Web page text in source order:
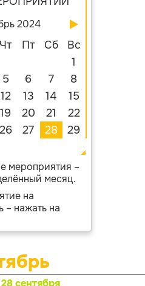
2024
Чт Пт Сб
Вс
1
5 6 7
8
12 13 14
15
19 20 21
22
26 27 28
29
мероприятия –
месяц.
на
– нажать на
28 сентября